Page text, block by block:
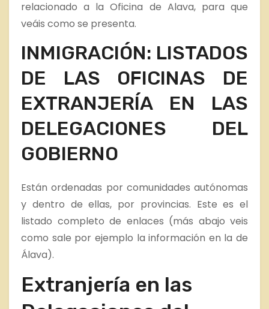
relacionado a la Oficina de Alava, para que
veáis como se presenta.
INMIGRACIÓN: LISTADOS
DE LAS OFICINAS DE
EXTRANJERÍA EN LAS
DELEGACIONES DEL
GOBIERNO
Están ordenadas por comunidades autónomas
y dentro de ellas, por provincias. Este es el
listado completo de enlaces (más abajo veis
como sale por ejemplo la información en la de
Álava).
Extranjería en las